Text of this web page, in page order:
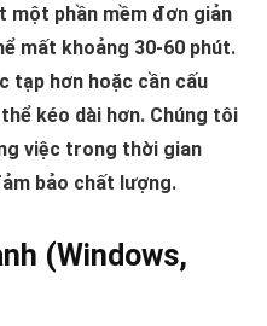
một phần mềm đơn giản
mất khoảng 30-60 phút.
tạp hơn hoặc cần cấu
kéo dài hơn. Chúng tôi
việc trong thời gian
bảo chất lượng.
(Windows,